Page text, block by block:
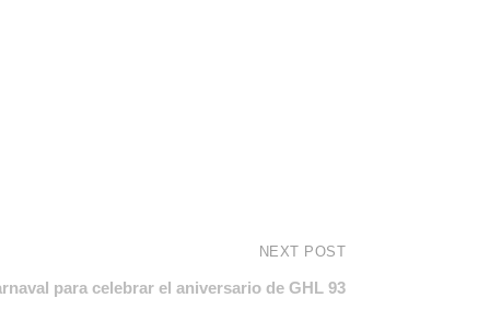
NEXT POST
para celebrar el aniversario de GHL 93